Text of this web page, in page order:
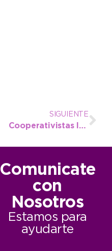
SIGUIENTE
Cooperativistas locales recibirán capacitación gratuita sobre albañilería
Comunicate
con
Nosotros
Estamos para
ayudarte